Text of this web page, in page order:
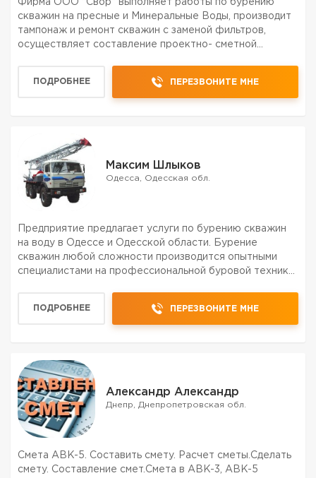
Фирма ООО "Свор" выполняет работы по бурению
скважин на пресные и Минеральные Воды, производит
тампонаж и ремонт скважин с заменой фильтров,
осуществляет составление проектно- сметной
ПОДРОБНЕЕ ПЕРЕЗВОНИТЕ МНЕ
Максим Шлыков
Одесса, Одесская обл.
Предприятие предлагает услуги по бурению скважин
на воду в Одессе и Одесской области. Бурение
скважин любой сложности производится опытными
специалистами на профессиональной буровой технике.
125мм д...
ПОДРОБНЕЕ ПЕРЕЗВОНИТЕ МНЕ
Александр Александр
Днепр, Днепропетровская обл.
Смета АВК-5. Составить смету. Расчет сметы.Сделать
смету. Составление смет.Смета в АВК-3, АВК-5